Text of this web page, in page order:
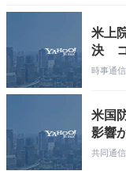
米上
決 コ
時事通信
米国
影響
共同通信